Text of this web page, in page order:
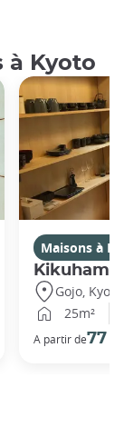
à Kyoto
Maisons à
Kikuhama
Gojo, Kyoto
25m²
A partir de77 €